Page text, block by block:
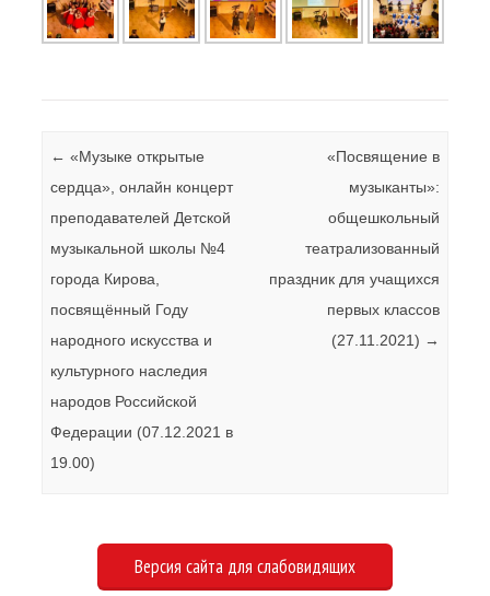
Навигация по записям
← «Музыке открытые
сердца», онлайн концерт
преподавателей Детской
музыкальной школы №4
города Кирова,
посвящённый Году
народного искусства и
культурного наследия
народов Российской
Федерации (07.12.2021 в
19.00)
«Посвящение в
музыканты»:
общешкольный
театрализованный
праздник для учащихся
первых классов
(27.11.2021) →
Версия сайта для слабовидящих